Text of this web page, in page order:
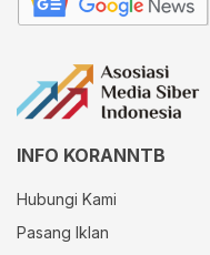
INFO KORANNTB
Hubungi Kami
Pasang Iklan